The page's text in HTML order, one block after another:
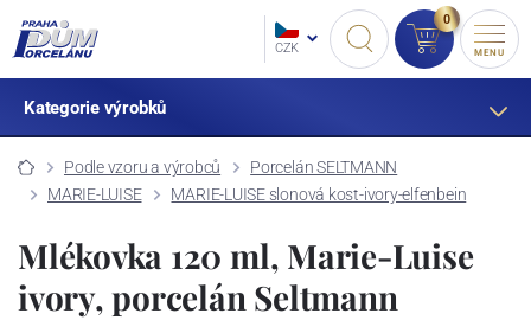
CZK
0
MENU
Kategorie výrobků
Podle vzoru a výrobců
Porcelán SELTMANN
MARIE-LUISE
MARIE-LUISE slonová kost-ivory-elfenbein
Mlékovka 120 ml, Marie-Luise
ivory, porcelán Seltmann